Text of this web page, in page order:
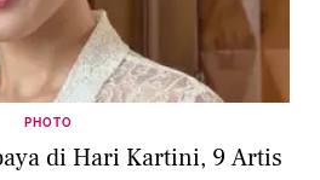
PHOTO
di Hari Kartini, 9 Artis